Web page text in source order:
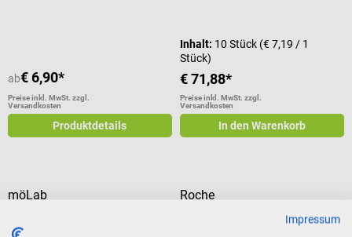
ab€ 6,90*
Preise inkl. MwSt. zzgl.
Versandkosten
Produktdetails
Inhalt: 10 Stück (€ 7,19 / 1
Stück)
€ 71,88*
Preise inkl. MwSt. zzgl.
Versandkosten
In den Warenkorb
möLab Roche
CARDIAC D-Dimer Teststreifen
Impressum